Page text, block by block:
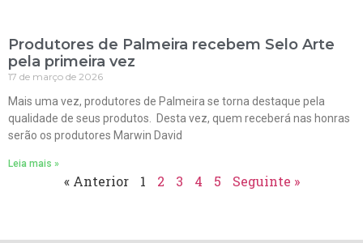
Produtores de Palmeira recebem Selo Arte
pela primeira vez
17 de março de 2026
Mais uma vez, produtores de Palmeira se torna destaque pela
qualidade de seus produtos. Desta vez, quem receberá nas honras
serão os produtores Marwin David
Leia mais »
« Anterior 1 2 3 4 5 Seguinte »